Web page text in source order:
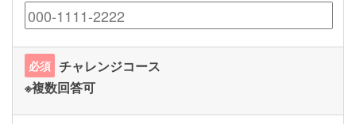
必須 チャレンジコース
※複数回答可